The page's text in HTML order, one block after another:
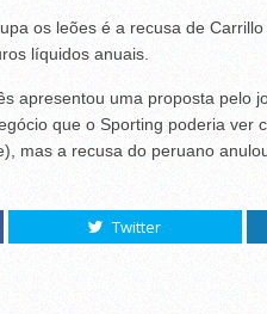
os leões é a recusa de
líquidos anuais.
apresentou uma proposta pelo
que o Sporting poderia ver
mas a recusa do peruano
Twitter